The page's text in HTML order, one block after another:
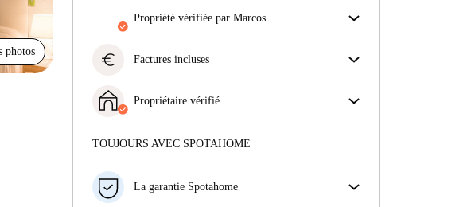
photos
propriété vérifiée par Marcos
s'assurer que vous obtenez exactement ce que vous
En savoir plus sur la vérification
euro Factures incluses
incluses, couvrant le loyer et les services pour une
expérience de location sans tracas.
Propriétaire vérifié
Plus d'informations sur ce propriétaire
TOUJOURS AVEC SPOTAHOME
La garantie Spotahome